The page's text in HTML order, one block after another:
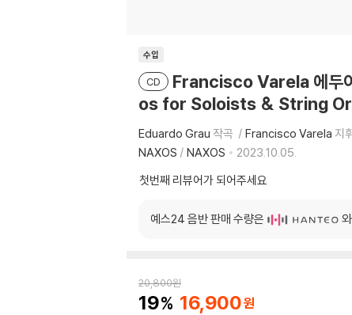
수입
CD
Francisco Varela 에두
os for Soloists & String
Eduardo Grau 작곡 Francisco Varela 지
NAXOS / NAXOS
2023.10.05.
첫번째 리뷰어가 되어주세요
예스24 음반 판매 수량은 와
20,800원
19 16,900